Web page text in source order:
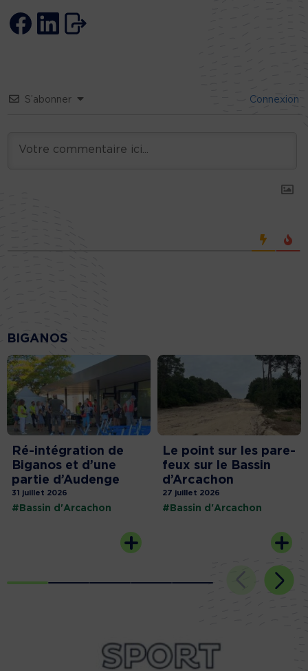
S’abonner Connexion
BIGANOS
Ré-intégration de
Biganos et d’une
partie d’Audenge
31 juillet 2026
#Bassin d'Arcachon
Le point sur les pare-
feux sur le Bassin
d’Arcachon
27 juillet 2026
#Bassin d'Arcachon